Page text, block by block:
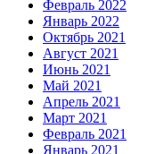
Февраль 2022
Январь 2022
Октябрь 2021
Август 2021
Июнь 2021
Май 2021
Апрель 2021
Март 2021
Февраль 2021
Январь 2021